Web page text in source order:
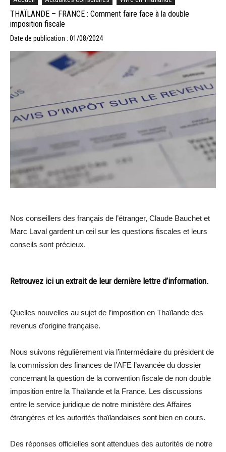
THAÏLANDE – FRANCE : Comment faire face à la double
imposition fiscale
Date de publication : 01/08/2024
Nos conseillers des français de l’étranger, Claude Bauchet et
Marc Laval gardent un œil sur les questions fiscales et leurs
conseils sont précieux.
Retrouvez ici un extrait de leur dernière lettre d’information.
Quelles nouvelles au sujet de l’imposition en Thaïlande des
revenus d’origine française.
Nous suivons régulièrement via l’intermédiaire du président de
la commission des finances de l’AFE l’avancée du dossier
concernant la question de la convention fiscale de non double
imposition entre la Thaïlande et la France. Les discussions
entre le service juridique de notre ministère des Affaires
étrangères et les autorités thaïlandaises sont bien en cours.
Des réponses officielles sont attendues des autorités de notre